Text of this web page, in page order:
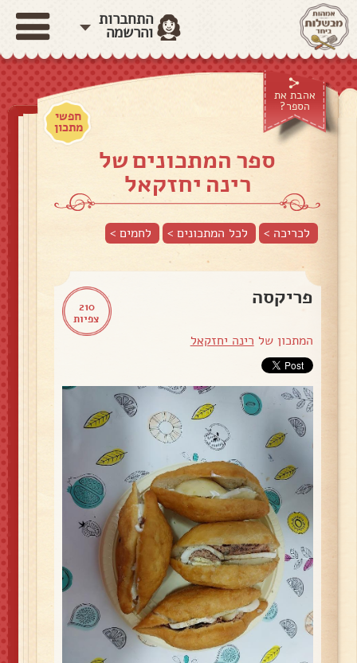
התחברות
והרשמה
אהבת את
הספר?
חפשי
מתכון
ספר המתכונים של
רינה יחזקאל
לכריכה > לכל המתכונים > לחמים>
210
צפיות
פריקסה
המתכון של רינה יחזקאל